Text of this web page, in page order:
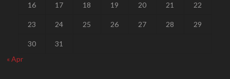
16 17 18 19 20 21 22
23 24 25 26 27 28 29
30
31
« Apr